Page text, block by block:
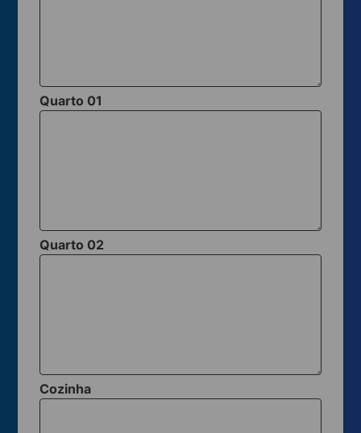
Quarto 01
Quarto 02
Cozinha